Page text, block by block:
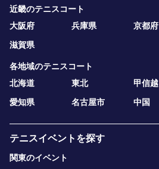
近畿のテニスコート
大阪府
兵庫県 京都府
滋賀県
各地域のテニスコート
北海道
東北 甲信越
愛知県
名古屋市 中国
テニスイベントを探す
関東のイベント